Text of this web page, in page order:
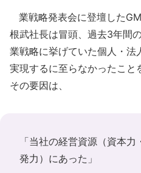
業戦略発表会に登壇した
根武社長は冒頭、過去3年間
業戦略に挙げていた個人・法
実現するに至らなかったこと
その要因は、
「当社の経営資源（資本
発力）にあった」